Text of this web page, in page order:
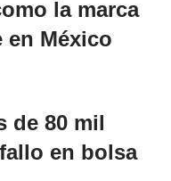
la marca
en México
de 80 mil
en bolsa